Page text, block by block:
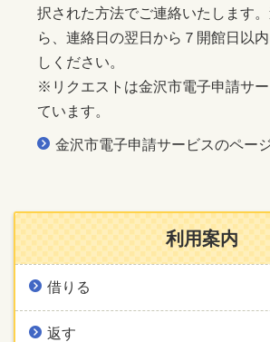
択された方法でご連絡いたします
ら、連絡日の翌日から７開館日以
しください。
※リクエストは金沢市電子申請サ
ています。
金沢市電子申請サービスのペー
利用案内
借りる
返す